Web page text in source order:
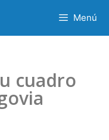
Menú
cuadro